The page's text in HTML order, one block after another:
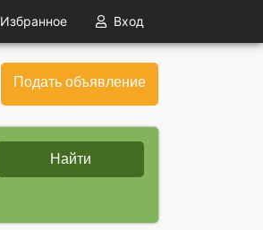
Избранное Вход
Подать объявление
Найти